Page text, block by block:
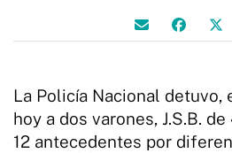
La Policía Nacional detuvo,
hoy a dos varones, J.S.B.
12 antecedentes por